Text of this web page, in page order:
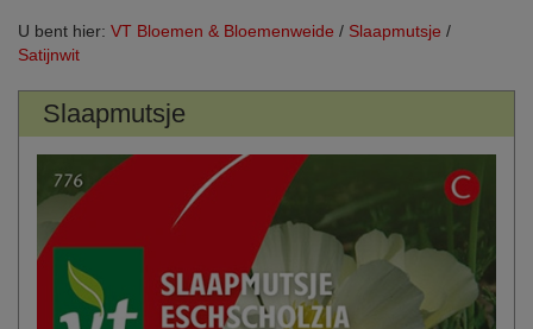
U bent hier: VT Bloemen & Bloemenweide / Slaapmutsje /
Satijnwit
Slaapmutsje